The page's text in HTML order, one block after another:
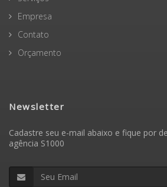
Empresa
Contato
Orçamento
Newsletter
Cadastre seu e-mail abaixo e fique por
agência S1000